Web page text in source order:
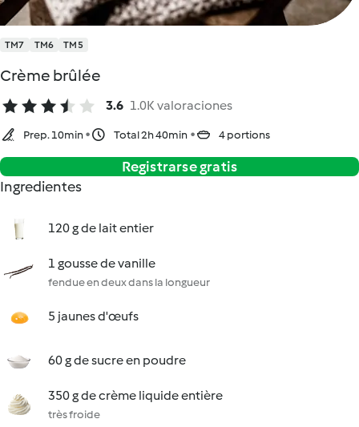
TM7 TM6 TM5
Crème brûlée
3.6 1.0K valoraciones
Prep. 10min Total 2h 40min 4 portions
Registrarse gratis
Ingredientes
120 g de lait entier
1 gousse de vanille
fendue en deux dans la longueur
5 jaunes d'œufs
60 g de sucre en poudre
350 g de crème liquide entière
très froide